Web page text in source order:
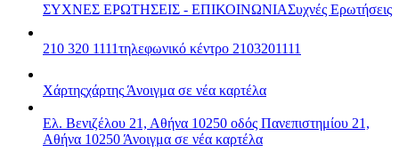
ΣΥΧΝΕΣ ΕΡΩΤΗΣΕΙΣ - ΕΠΙΚΟΙΝΩΝΙΑΣυχνές Ερωτήσεις
210 320 1111τηλεφωνικό κέντρο 2103201111
Χάρτηςχάρτης Άνοιγμα σε νέα καρτέλα
Ελ. Βενιζέλου 21, Αθήνα 10250 οδός Πανεπιστημίου 21,
Αθήνα 10250 Άνοιγμα σε νέα καρτέλα